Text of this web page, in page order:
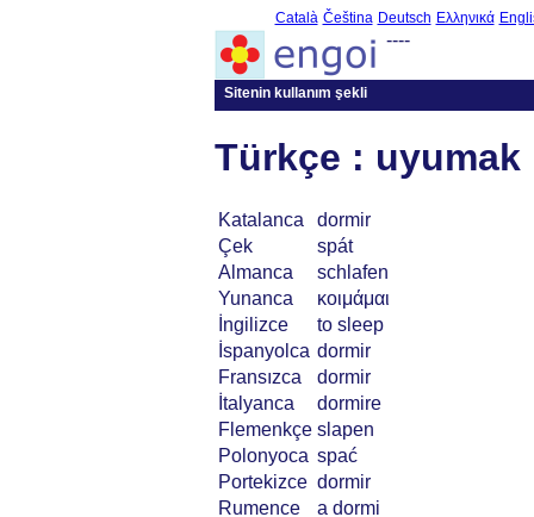
Català Čeština Deutsch Ελληνικά
----
Sitenin kullanım şekli
Türkçe : uyumak
Katalanca
dormir
Çek
spát
Almanca
schlafen
Yunanca
κοιμάμαι
İngilizce
to sleep
İspanyolca dormir
Fransızca
dormir
İtalyanca
dormire
Flemenkçe slapen
Polonyoca spać
Portekizce dormir
Rumence
a dormi